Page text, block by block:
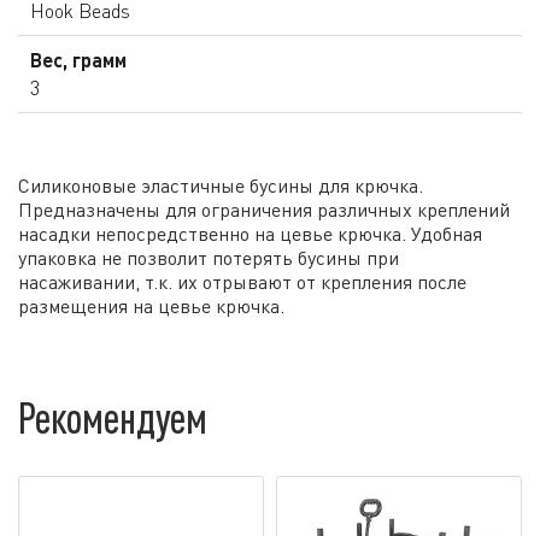
Hook Beads
Вес, грамм
3
Силиконовые эластичные бусины для крючка.
Предназначены для ограничения различных креплений
насадки непосредственно на цевье крючка. Удобная
упаковка не позволит потерять бусины при
насаживании, т.к. их отрывают от крепления после
размещения на цевье крючка.
Рекомендуем